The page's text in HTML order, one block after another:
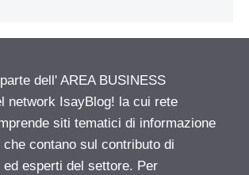
dell' AREA BUSINESS
network IsayBlog! la cui rete
siti tematici di informazione
che contano sul contributo di
ed esperti del settore. Per